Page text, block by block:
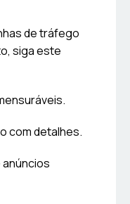
de tráfego
siga este
com detalhes.